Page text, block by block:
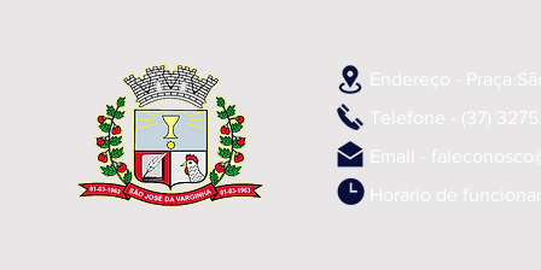
Endereço - Praça
Telefone - (37)
Email -
Horário de